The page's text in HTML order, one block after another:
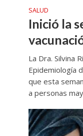
SALUD
Inició la
La Dra. Silvina
Epidemiología
que esta
a personas